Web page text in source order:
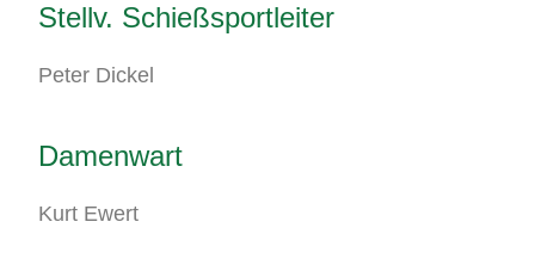
Stellv. Schießsportleiter
Peter Dickel
Damenwart
Kurt Ewert